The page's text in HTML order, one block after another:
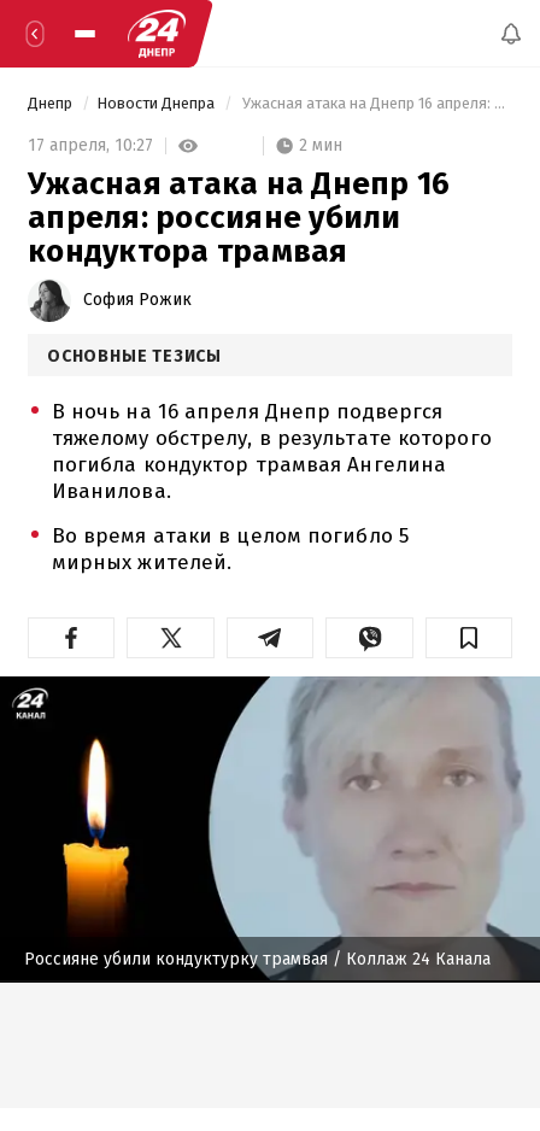
Днепр Новости Днепра Ужасная атака на Днепр 16 апреля: россияне убили кондуктора трамвая
17 апреля, 10:27 2 мин
Ужасная атака на Днепр 16
апреля: россияне убили
кондуктора трамвая
София Рожик
ОСНОВНЫЕ ТЕЗИСЫ
В ночь на 16 апреля Днепр подвергся
тяжелому обстрелу, в результате которого
погибла кондуктор трамвая Ангелина
Иванилова.
Во время атаки в целом погибло 5
мирных жителей.
Россияне убили кондуктурку трамвая / Коллаж 24 Канала